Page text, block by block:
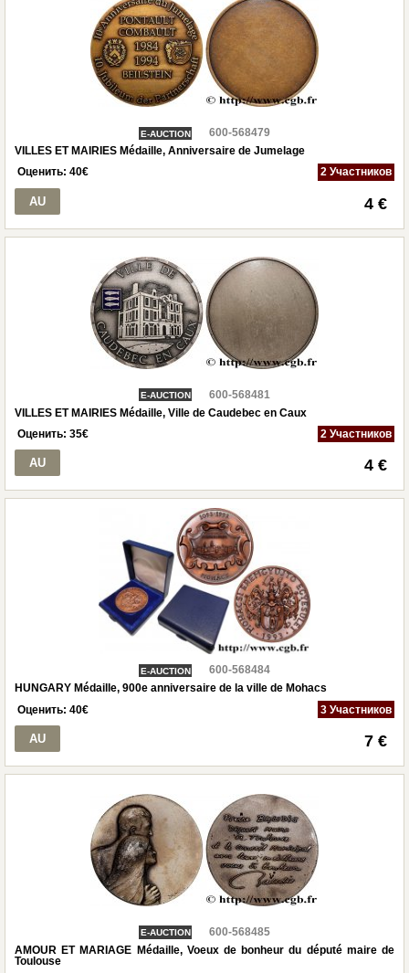
E-AUCTION
600-568479
VILLES ET MAIRIES Médaille, Anniversaire de Jumelage
Оценить: 40€ 2 Участников
AU 4 €
E-AUCTION
600-568481
VILLES ET MAIRIES Médaille, Ville de Caudebec en Caux
Оценить: 35€ 2 Участников
AU 4 €
E-AUCTION
600-568484
HUNGARY Médaille, 900e anniversaire de la ville de Mohacs
Оценить: 40€ 3 Участников
AU 7 €
E-AUCTION
600-568485
AMOUR ET MARIAGE Médaille, Voeux de bonheur du député maire de
Toulouse